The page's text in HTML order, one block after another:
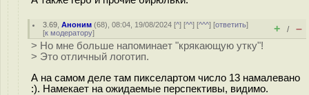
3.69 ,Аноним (68), 08:04, 19/08/2024 [^] [^^] [^^^] [ответить]
[к модератору] + / –
> Но мне больше напоминает "крякающую утку"!
> Это отличный логотип.
А на самом деле там пикселартом число 13 намалевано
:). Намекает на ожидаемые перспективы, видимо.